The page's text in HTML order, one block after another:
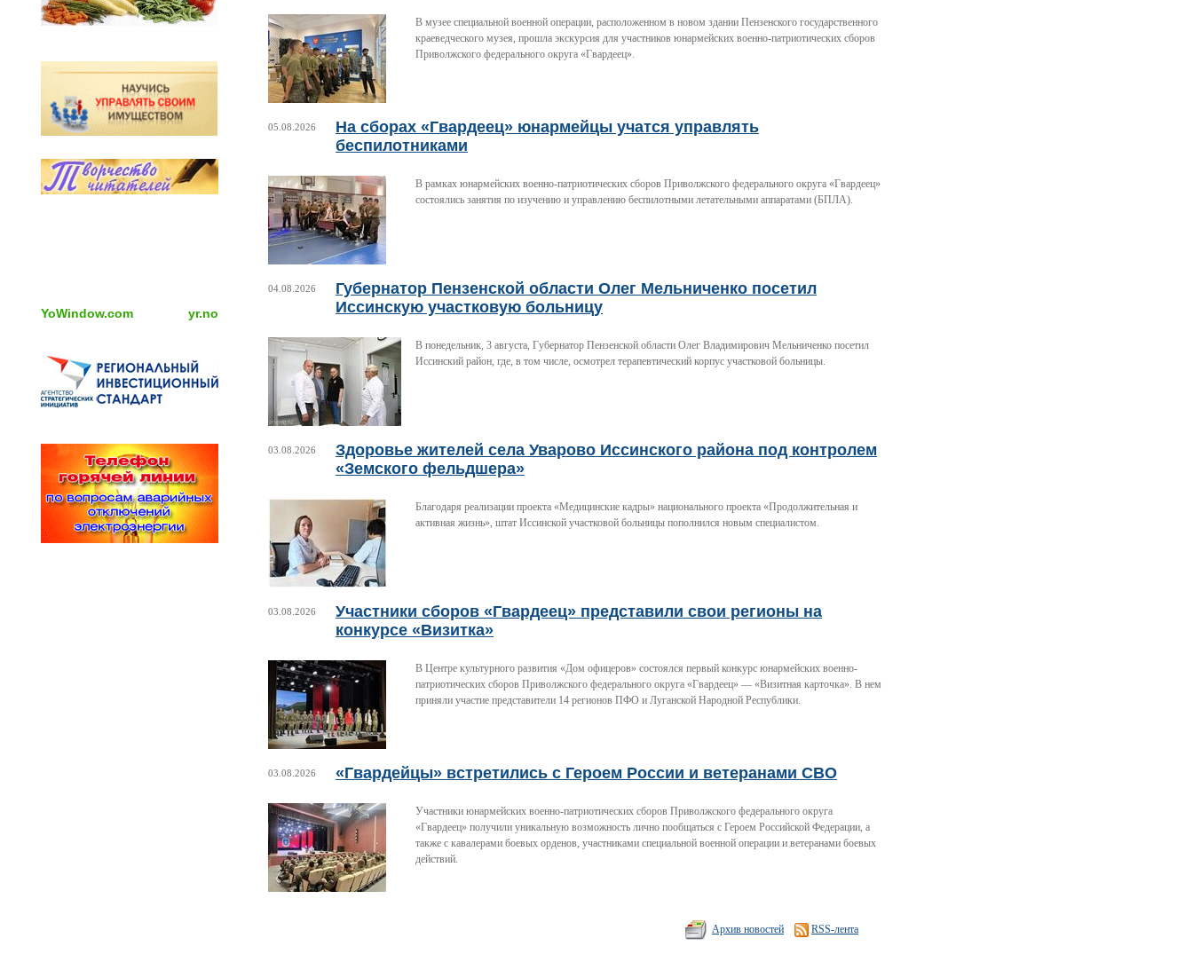
YoWindow.com yr.no
В музее специальной военной операции, расположенном в новом здании Пензенского государственного
краеведческого музея, прошла экскурсия для участников юнармейских военно-патриотических сборов
Приволжского федерального округа «Гвардеец».
05.08.2026
На сборах «Гвардеец» юнармейцы учатся управлять
беспилотниками
В рамках юнармейских военно-патриотических сборов Приволжского федерального округа «Гвардеец»
состоялись занятия по изучению и управлению беспилотными летательными аппаратами (БПЛА).
04.08.2026
Губернатор Пензенской области Олег Мельниченко посетил
Иссинскую участковую больницу
В понедельник, 3 августа, Губернатор Пензенской области Олег Владимирович Мельниченко посетил
Иссинский район, где, в том числе, осмотрел терапевтический корпус участковой больницы.
03.08.2026
Здоровье жителей села Уварово Иссинского района под контролем
«Земского фельдшера»
Благодаря реализации проекта «Медицинские кадры» национального проекта «Продолжительная и
активная жизнь», штат Иссинской участковой больницы пополнился новым специалистом.
03.08.2026
Участники сборов «Гвардеец» представили свои регионы на
конкурсе «Визитка»
В Центре культурного развития «Дом офицеров» состоялся первый конкурс юнармейских военно-
патриотических сборов Приволжского федерального округа «Гвардеец» — «Визитная карточка». В нем
приняли участие представители 14 регионов ПФО и Луганской Народной Республики.
03.08.2026 «Гвардейцы» встретились с Героем России и ветеранами СВО
Участники юнармейских военно-патриотических сборов Приволжского федерального округа
«Гвардеец» получили уникальную возможность лично пообщаться с Героем Российской Федерации, а
также с кавалерами боевых орденов, участниками специальной военной операции и ветеранами боевых
действий.
Архив новостей RSS-лента